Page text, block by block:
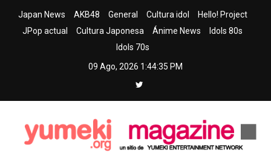
Japan News AKB48 General Cultura idol
Hello! Project
JPop actual
Cultura Japonesa Ánime News
Idols 80s
Idols 70s
09 Ago, 2026 1:44:36 PM